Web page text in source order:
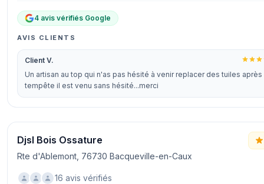
4 avis vérifiés Google
AVIS CLIENTS
Client V.
Un artisan au top qui n'as pas hésité à venir replacer des tuiles après
tempête il est venu sans hésité...merci
Djsl Bois Ossature
Rte d'Ablemont, 76730 Bacqueville-en-Caux
16 avis vérifiés